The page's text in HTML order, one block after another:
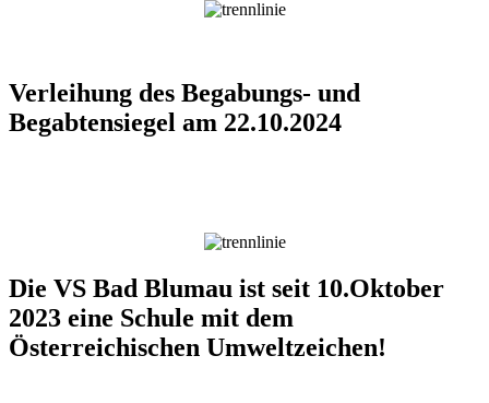
Verleihung des Begabungs- und
Begabtensiegel am 22.10.2024
Die VS Bad Blumau ist seit 10.Oktober
2023 eine Schule mit dem
Österreichischen Umweltzeichen!